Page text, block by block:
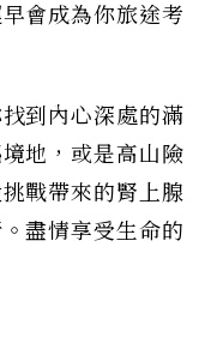
會成為你旅途考
到內心深處的滿
地，或是高山險
戰帶來的腎上腺
盡情享受生命的